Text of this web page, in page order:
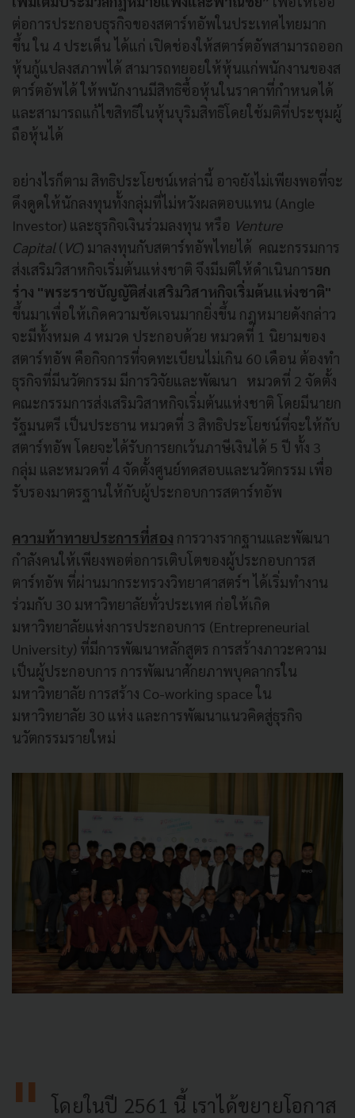
ต่อการประกอบธุรกิจของสตาร์ทอัพในประเทศไทยมาก
ขึ้น ใน 4 ประเด็น ได้แก่ เปิดช่องให้สตาร์ตอัพสามารถออก
หุ้นกู้แปลงสภาพได้ สามารถทยอยให้หุ้นแก่พนักงานของส
ตาร์ตอัพได้ ให้พนักงานมีสิทธิซื้อหุ้นในราคาที่กำหนดได้
และสามารถแก้ไขสิทธิในหุ้นบุริมสิทธิโดยใช้มติที่ประชุมผู้
ถือหุ้นได้
อย่างไรก็ตาม สิทธิประโยชน์เหล่านี้ อาจยังไม่เพียงพอที่จะ
ดึงดูดให้นักลงทุนทั้งกลุ่มที่ไม่หวังผลตอบแทน (Angle
Investor) และธุรกิจเงินร่วมลงทุน หรือ Venture
Capital( VC) มาลงทุนกับสตาร์ทอัพไทยได้ คณะกรรมการ
ส่งเสริมวิสาหกิจเริ่มต้นแห่งชาติ จึงมีมติให้ดำเนินการยก
ร่าง "พระราชบัญญัติส่งเสริมวิสาหกิจเริ่มต้นแห่งชาติ"
ขึ้นมาเพื่อให้เกิดความชัดเจนมากยิ่งขึ้น กฎหมายดังกล่าว
จะมีทั้งหมด 4 หมวด ประกอบด้วย หมวดที่ 1 นิยามของ
สตาร์ทอัพ คือกิจการที่จดทะเบียนไม่เกิน 60 เดือน ต้องทำ
ธุรกิจที่มีนวัตกรรม มีการวิจัยและพัฒนา หมวดที่ 2 จัดตั้ง
คณะกรรมการส่งเสริมวิสาหกิจเริ่มต้นแห่งชาติ โดยมีนายก
รัฐมนตรี เป็นประธาน หมวดที่ 3 สิทธิประโยชน์ที่จะให้กับ
สตาร์ทอัพ โดยจะได้รับการยกเว้นภาษีเงินได้ 5 ปี ทั้ง 3
กลุ่ม และหมวดที่ 4 จัดตั้งศูนย์ทดสอบและนวัตกรรม เพื่อ
รับรองมาตรฐานให้กับผู้ประกอบการสตาร์ทอัพ
ความท้าทายประการที่สอง การวางรากฐานและพัฒนา
กำลังคนให้เพียงพอต่อการเติบโตของผู้ประกอบการส
ตาร์ทอัพ ที่ผ่านมากระทรวงวิทยาศาสตร์ฯ ได้เริ่มทำงาน
ร่วมกับ 30 มหาวิทยาลัยทั่วประเทศ ก่อให้เกิด
มหาวิทยาลัยแห่งการประกอบการ (Entrepreneurial
University) ที่มีการพัฒนาหลักสูตร การสร้างภาวะความ
เป็นผู้ประกอบการ การพัฒนาศักยภาพบุคลากรใน
มหาวิทยาลัย การสร้าง Co-working space ใน
มหาวิทยาลัย 30 แห่ง และการพัฒนาแนวคิดสู่ธุรกิจ
นวัตกรรมรายใหม่
โดยในปี 2561 นี้ เราได้ขยายโอกาส